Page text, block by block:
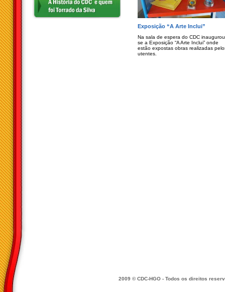
Exposição “A Arte Inclui”
Na sala de espera do CDC
se a Exposição “A Arte Inclui” onde
estão expostas obras realizadas
utentes.
2009 © CDC-HGO - Todos os direitos